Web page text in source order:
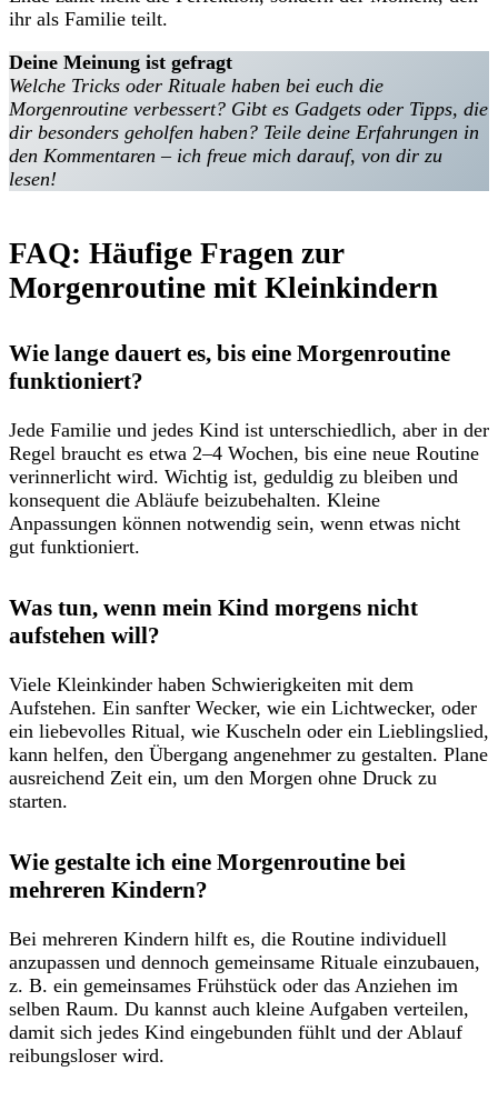
ihr als Familie teilt.
Deine Meinung ist gefragt
Welche Tricks oder Rituale haben bei euch die
Morgenroutine verbessert? Gibt es Gadgets oder Tipps, die
dir besonders geholfen haben? Teile deine Erfahrungen in
den Kommentaren – ich freue mich darauf, von dir zu
lesen!
FAQ: Häufige Fragen zur
Morgenroutine mit Kleinkindern
Wie lange dauert es, bis eine Morgenroutine
funktioniert?
Jede Familie und jedes Kind ist unterschiedlich, aber in der
Regel braucht es etwa 2–4 Wochen, bis eine neue Routine
verinnerlicht wird. Wichtig ist, geduldig zu bleiben und
konsequent die Abläufe beizubehalten. Kleine
Anpassungen können notwendig sein, wenn etwas nicht
gut funktioniert.
Was tun, wenn mein Kind morgens nicht
aufstehen will?
Viele Kleinkinder haben Schwierigkeiten mit dem
Aufstehen. Ein sanfter Wecker, wie ein Lichtwecker, oder
ein liebevolles Ritual, wie Kuscheln oder ein Lieblingslied,
kann helfen, den Übergang angenehmer zu gestalten. Plane
ausreichend Zeit ein, um den Morgen ohne Druck zu
starten.
Wie gestalte ich eine Morgenroutine bei
mehreren Kindern?
Bei mehreren Kindern hilft es, die Routine individuell
anzupassen und dennoch gemeinsame Rituale einzubauen,
z. B. ein gemeinsames Frühstück oder das Anziehen im
selben Raum. Du kannst auch kleine Aufgaben verteilen,
damit sich jedes Kind eingebunden fühlt und der Ablauf
reibungsloser wird.